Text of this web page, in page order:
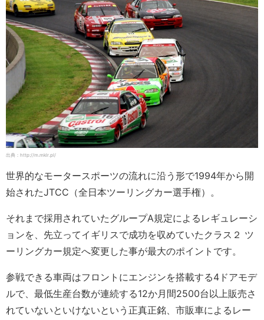
出典：http://m.mklr.pl/
世界的なモータースポーツの流れに沿う形で1994年から開
始されたJTCC（全日本ツーリングカー選手権）。
それまで採用されていたグループA規定によるレギュレーシ
ョンを、先立ってイギリスで成功を収めていたクラス２ ツ
ーリングカー規定へ変更した事が最大のポイントです。
参戦できる車両はフロントにエンジンを搭載する4ドアモデ
ルで、最低生産台数が連続する12か月間2500台以上販売さ
れていないといけないという正真正銘、市販車によるレー